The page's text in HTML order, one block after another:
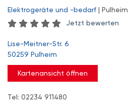
Elektrogeräte und -bedarf | Pulheim
Jetzt bewerten
Lise-Meitner-Str. 6
50259 Pulheim
Kartenansicht öffnen
Tel: 02234 911480